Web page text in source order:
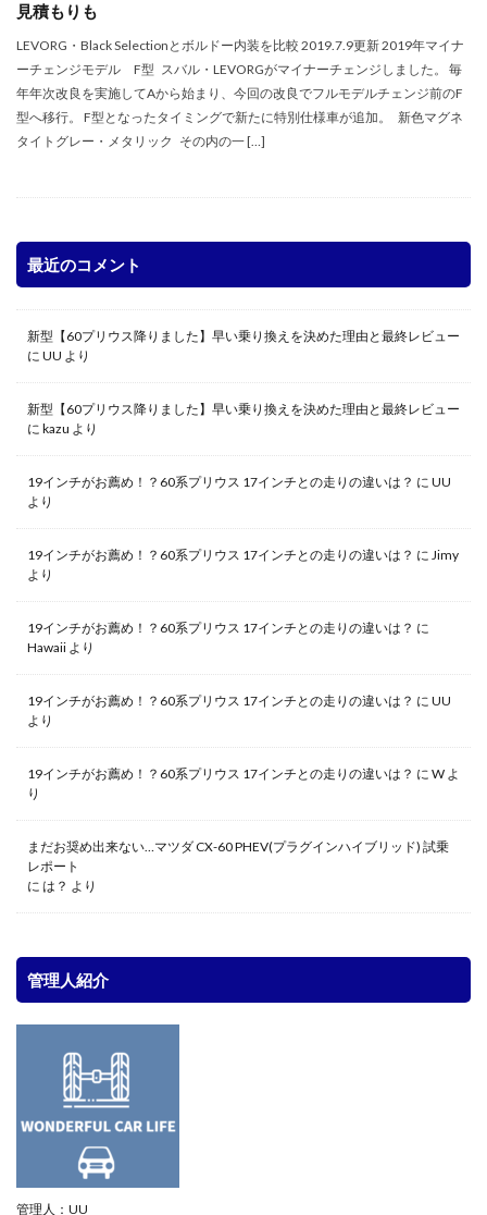
見積もりも
LEVORG・Black Selectionとボルドー内装を比較 2019.7.9更新 2019年マイナ
ーチェンジモデル F型 スバル・LEVORGがマイナーチェンジしました。 毎
年年次改良を実施してAから始まり、今回の改良でフルモデルチェンジ前のF
型へ移行。 F型となったタイミングで新たに特別仕様車が追加。 新色マグネ
タイトグレー・メタリック その内の一 […]
最近のコメント
新型【60プリウス降りました】早い乗り換えを決めた理由と最終レビュー
に UU より
新型【60プリウス降りました】早い乗り換えを決めた理由と最終レビュー
に kazu より
19インチがお薦め！？60系プリウス 17インチとの走りの違いは？ に UU
より
19インチがお薦め！？60系プリウス 17インチとの走りの違いは？ に Jimy
より
19インチがお薦め！？60系プリウス 17インチとの走りの違いは？ に
Hawaii より
19インチがお薦め！？60系プリウス 17インチとの走りの違いは？ に UU
より
19インチがお薦め！？60系プリウス 17インチとの走りの違いは？ に W よ
り
まだお奨め出来ない…マツダ CX-60 PHEV(プラグインハイブリッド) 試乗
レポート
に は？ より
管理人紹介
管理人：UU